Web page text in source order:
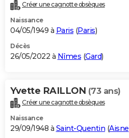
Créer une cagnotte obsèques
Naissance
04/05/1949 à Paris (Paris)
Décès
26/05/2022 à Nîmes (Gard)
Yvette RAILLON (73 ans)
Créer une cagnotte obsèques
Naissance
29/09/1948 à Saint-Quentin (Aisne